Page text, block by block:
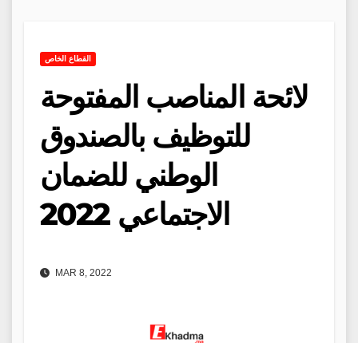
القطاع الخاص
لائحة المناصب المفتوحة
للتوظيف بالصندوق
الوطني للضمان
الاجتماعي 2022
MAR 8, 2022